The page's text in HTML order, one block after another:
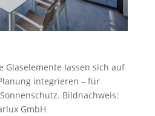
Glaselemente lassen sich auf
integrieren – für
Bildnachweis:
GmbH